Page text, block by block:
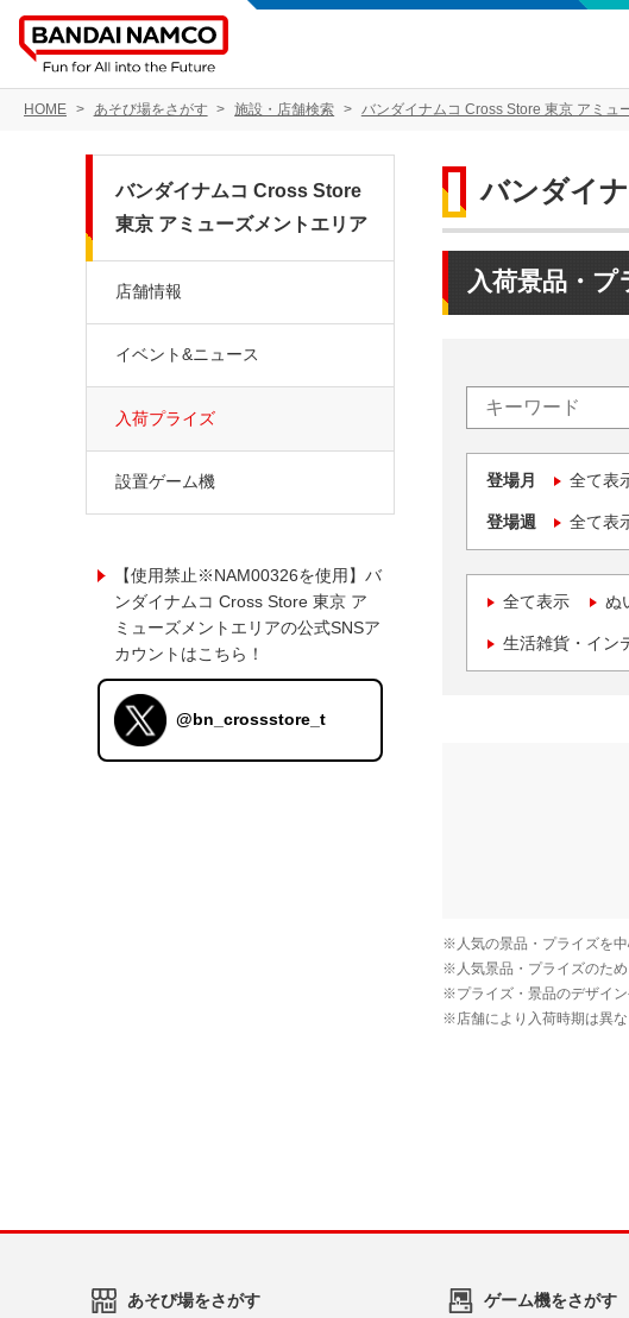
HOME あそび場をさがす 施設・店舗検索 バンダイナムコ Cross Store 東京 アミュ
バンダイ
入荷景品・プ
登場月 全て表
登場週 全て表
全て表示 ぬ
生活雑貨・イン
バンダイナムコ Cross Store
東京 アミューズメントエリア
店舗情報
イベント&ニュース
入荷プライズ
設置ゲーム機
【使用禁止※NAM00326を使用】バ
ンダイナムコ Cross Store 東京 ア
ミューズメントエリアの公式SNSア
カウントはこちら！
@bn_crossstore_t
あそび場をさがす ゲーム機をさがす